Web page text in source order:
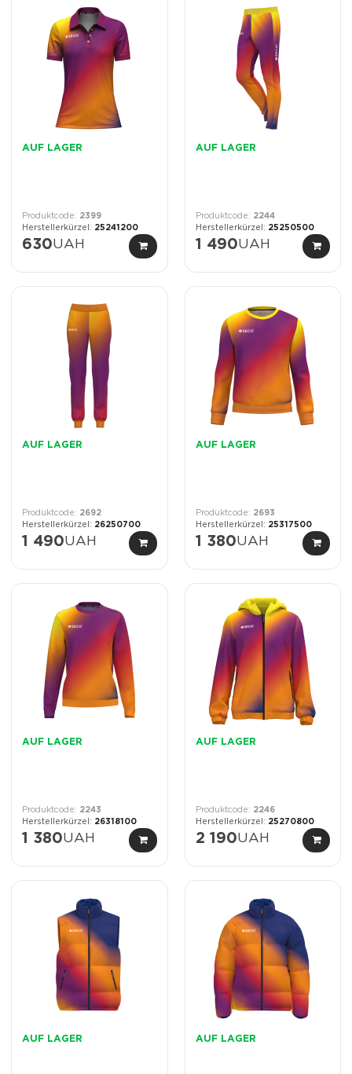
AUF LAGER
2399
25241200
630UAH
AUF LAGER
2244
25250500
1 490UAH
AUF LAGER
2692
26250700
1 490UAH
AUF LAGER
2693
25317500
1 380UAH
AUF LAGER
2243
26318100
1 380UAH
AUF LAGER
2246
25270800
2 190UAH
AUF LAGER AUF LAGER